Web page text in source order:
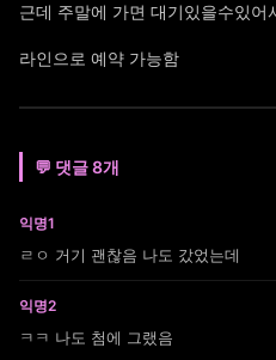
근데 주말에 가면 대기있을수있어
라인으로 예약 가능함
💬 댓글 8개
익명1
ㄹㅇ 거기 괜찮음 나도 갔었는데
익명2
ㅋㅋ 나도 첨에 그랬음